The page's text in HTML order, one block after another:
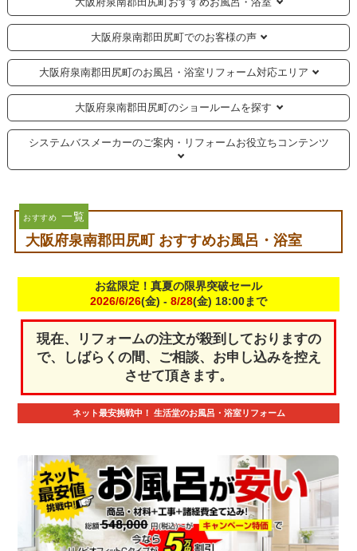
大阪府泉南郡田尻町でのお客様の声
大阪府泉南郡田尻町のお風呂・浴室リフォーム対応エリア
大阪府泉南郡田尻町のショールームを探す
システムバスメーカーのご案内・リフォームお役立ちコンテンツ
おすすめ 一覧
大阪府泉南郡田尻町 おすすめお風呂・浴室
お盆限定！真夏の限界突破セール
2026/6/26(金) - 8/28(金) 18:00まで
現在、リフォームの注文が殺到しておりますの
で、しばらくの間、ご相談、お申し込みを控え
させて頂きます。
ネット最安挑戦中！ 生活堂のお風呂・浴室リフォーム